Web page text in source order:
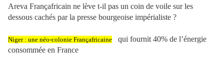
Areva Françafricain ne lève t-il pas un coin de voile sur les
dessous cachés par la presse bourgeoise impérialiste ?
Niger : une néo-colonie Françafricaine qui fournit 40% de l’énergie
consommée en France